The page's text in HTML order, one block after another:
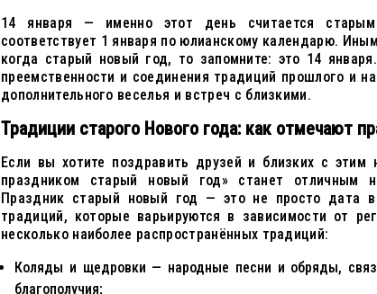
14 января — именно этот день считается
соответствует 1 января по юлианскому календарю.
когда старый новый год, то запомните: это 14
преемственности и соединения традиций прошлого и
дополнительного веселья и встреч с близкими.
Традиции старого Нового года: как отмечают
Если вы хотите поздравить друзей и близких с
праздником старый новый год» станет отличным
Праздник старый новый год — это не просто дата
традиций, которые варьируются в зависимости от
несколько наиболее распространённых традиций:
Коляды и щедровки — народные песни и обряды,
благополучия;